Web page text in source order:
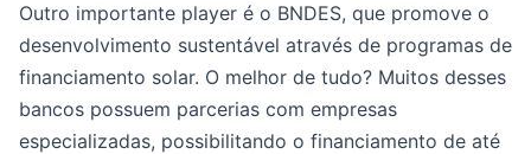
Outro importante player é o BNDES, que promove o
desenvolvimento sustentável através de programas de
financiamento solar. O melhor de tudo? Muitos desses
bancos possuem parcerias com empresas
especializadas, possibilitando o financiamento de até